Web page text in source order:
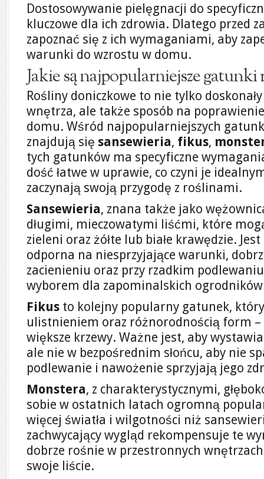
Dostosowywanie pielęgnacji do
kluczowe dla ich zdrowia. Dlatego przed
zapoznać się z ich wymaganiami, aby
warunki do wzrostu w domu.
Jakie są najpopularniejsze
Rośliny doniczkowe to nie tylko
wnętrza, ale także sposób na
domu. Wśród najpopularniejszych
znajdują się sansewieria, fikus,
tych gatunków ma specyficzne
dość łatwe w uprawie, co czyni je
zaczynają swoją przygodę z roślinami.
Sansewieria, znana także jako
długimi, mieczowatymi liśćmi, które
zieleni oraz żółte lub białe krawędzie.
odporna na niesprzyjające warunki,
zacienieniu oraz przy rzadkim
wyborem dla zapominalskich
Fikus to kolejny popularny gatunek,
ulistnieniem oraz różnorodnością form –
większe krzewy. Ważne jest, aby
ale nie w bezpośrednim słońcu, aby nie
podlewanie i nawożenie sprzyjają jego
Monstera, z charakterystycznymi,
sobie w ostatnich latach ogromną
więcej światła i wilgotności niż
zachwycający wygląd rekompensuje te
dobrze rośnie w przestronnych
swoje liście.